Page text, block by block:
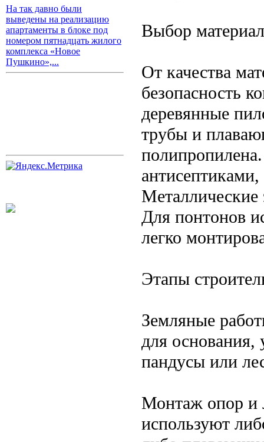
На так давно были
выведены на реализацию
апартаменты в блоке под
номером пятнадцать жилого
комплекса «Новое
Пушкино»,...
Выбор
От качества
безопасность
деревянные
трубы и
Для понтонов
легко
Этапы
Земляные
для основания,
пандусы или
Монтаж опор и
используют